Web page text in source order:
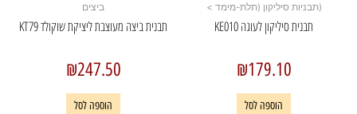
(תבניות סיליקון (תלת-מימד >
תבנית סיליקון לעוגה KE010
₪179.10
הוספה לסל
ביצים
תבנית ביצה מעוצבת ליציקת שוקולד KT79
₪247.50
הוספה לסל